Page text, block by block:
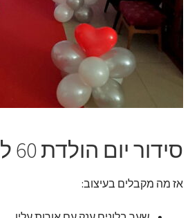
זר מתוק
בלונים בראשון לציון
מתנות בראשון לציון
סידור יום הולדת 60 לאמא בסלון
אז מה מקבלים בעיצוב: